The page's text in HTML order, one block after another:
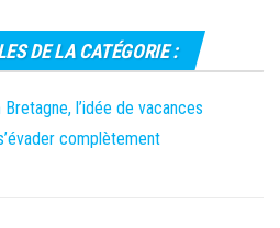
DE LA CATÉGORIE :
l’idée de vacances
complètement